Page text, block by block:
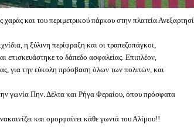
και του περιμετρικού πάρκου στην πλατεία
η ξύλινη περίφραξη και οι τραπεζοπάγκοι,
επισκευάστηκε το δάπεδο ασφαλείας. Επιπλέον,
για την εύκολη πρόσβαση όλων των πολιτών, και
γωνία Πην. Δέλτα και Ρήγα Φεραίου, όπου πρόσφατα
και ομορφαίνει κάθε γωνιά του Αλίμου!!